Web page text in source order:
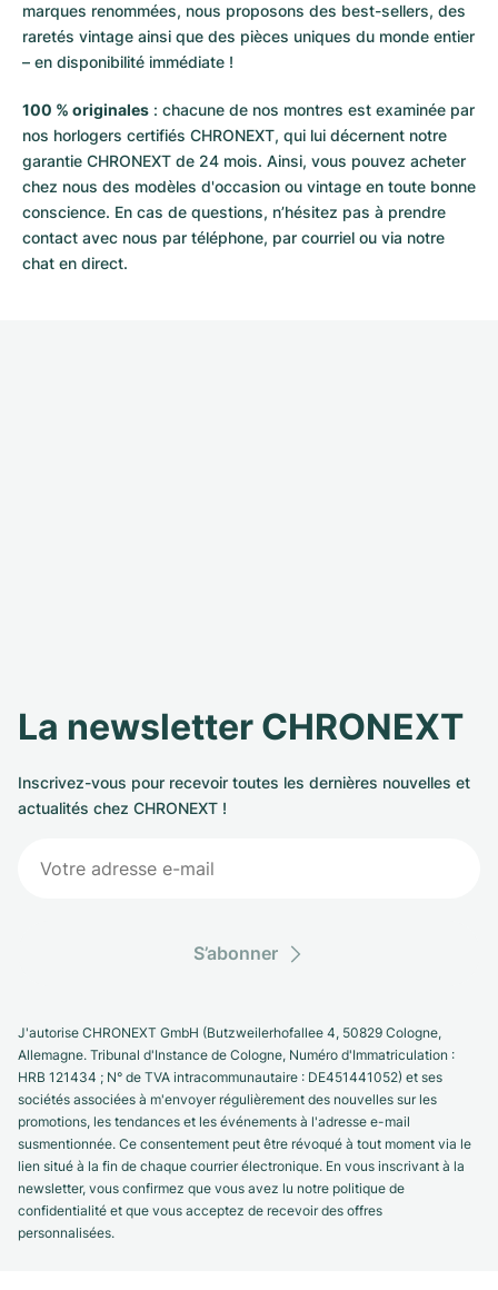
marques renommées, nous proposons des best-sellers, des
raretés vintage ainsi que des pièces uniques du monde entier
– en disponibilité immédiate !
100 % originales : chacune de nos montres est examinée par
nos horlogers certifiés CHRONEXT, qui lui décernent notre
garantie CHRONEXT de 24 mois. Ainsi, vous pouvez acheter
chez nous des modèles d'occasion ou vintage en toute bonne
conscience. En cas de questions, n’hésitez pas à prendre
contact avec nous par téléphone, par courriel ou via notre
chat en direct.
La newsletter CHRONEXT
Inscrivez-vous pour recevoir toutes les dernières nouvelles et
actualités chez CHRONEXT !
S’abonner
J'autorise CHRONEXT GmbH (Butzweilerhofallee 4, 50829 Cologne,
Allemagne. Tribunal d'Instance de Cologne, Numéro d'Immatriculation :
HRB 121434 ; N° de TVA intracommunautaire : DE451441052) et ses
sociétés associées à m'envoyer régulièrement des nouvelles sur les
promotions, les tendances et les événements à l'adresse e-mail
susmentionnée. Ce consentement peut être révoqué à tout moment via le
lien situé à la fin de chaque courrier électronique. En vous inscrivant à la
newsletter, vous confirmez que vous avez lu notre politique de
confidentialité et que vous acceptez de recevoir des offres
personnalisées.